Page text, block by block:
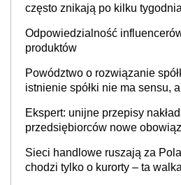
często znikają po kilku
Odpowiedzialność
produktów
Powództwo o rozwiązanie
istnienie spółki nie ma sensu,
Ekspert: unijne przepisy
przedsiębiorców nowe
Sieci handlowe ruszają za
chodzi tylko o kurorty – ta